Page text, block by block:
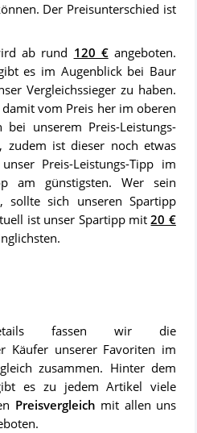
Der Preisunterschied ist
ab rund 120 €angeboten.
es im Augenblick bei Baur
Vergleichssieger zu haben.
damit vom Preis her im oberen
bei unserem Preis-Leistungs-
zudem ist dieser noch etwas
Preis-Leistungs-Tipp im
am günstigsten. Wer sein
sollte sich unseren Spartipp
ist unser Spartipp mit20 €
fassen wir die
Käufer unserer Favoriten im
zusammen. Hinter dem
es zu jedem Artikel viele
Preisvergleich mit allen uns